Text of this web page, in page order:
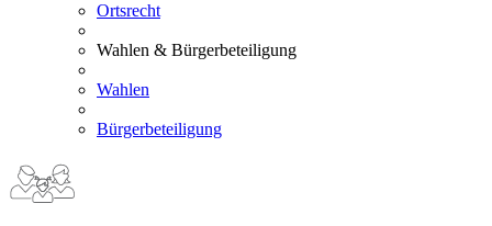
Ortsrecht
Wahlen & Bürgerbeteiligung
Wahlen
Bürgerbeteiligung